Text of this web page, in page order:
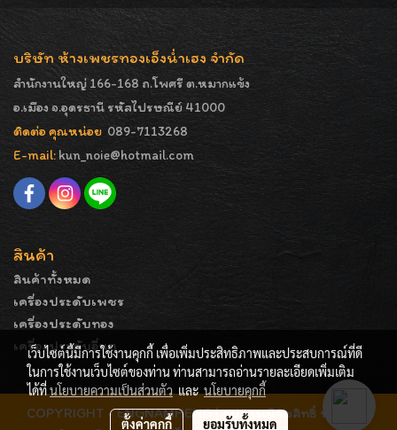
บริษัท ห้างเพชรทองเอ็งน่ำเฮง จำกัด
สำนักงานใหญ่ 166-168 ถ.โพศรี ต.หมากแข้ง
อ.เมือง จ.อุดรธานี รหัสไปรษณีย์ 41000
ติดต่อ คุณหน่อย 089-7113268
E-mail: kun_noie@hotmail.com
สินค้า
สินค้าทั้งหมด
เครื่องประดับเพชร
เครื่องประดับทอง
เครื่องประดับอื่นๆ
COPYRIGHT - ENGNAMHENG | รูปภาพมีลิขสิทธิ์ ห้ามมิให้
เว็บไซต์นี้มีการใช้งานคุกกี้ เพื่อเพิ่มประสิทธิภาพและประสบการณ์ที่ดี
ในการใช้งานเว็บไซต์ของท่าน ท่านสามารถอ่านรายละเอียดเพิ่มเติม
ได้ที่นโยบายความเป็นส่วนตัวและนโยบายคุกกี้
ตั้งค่าคุกกี้ ยอมรับทั้งหมด